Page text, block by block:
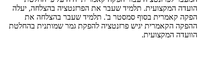
הועדה המקצועית. תלמיד שעבר את הפרזנטציה בהצלחה, יעלה
הפקה קאמרית בסוף סמסטר ב'. תלמיד שעבר בהצלחה את
ההפקה הקאמרית יגיש פרזנטציה להפקת גמר שמותנית בהחלטת
הוועדה המקצועית.